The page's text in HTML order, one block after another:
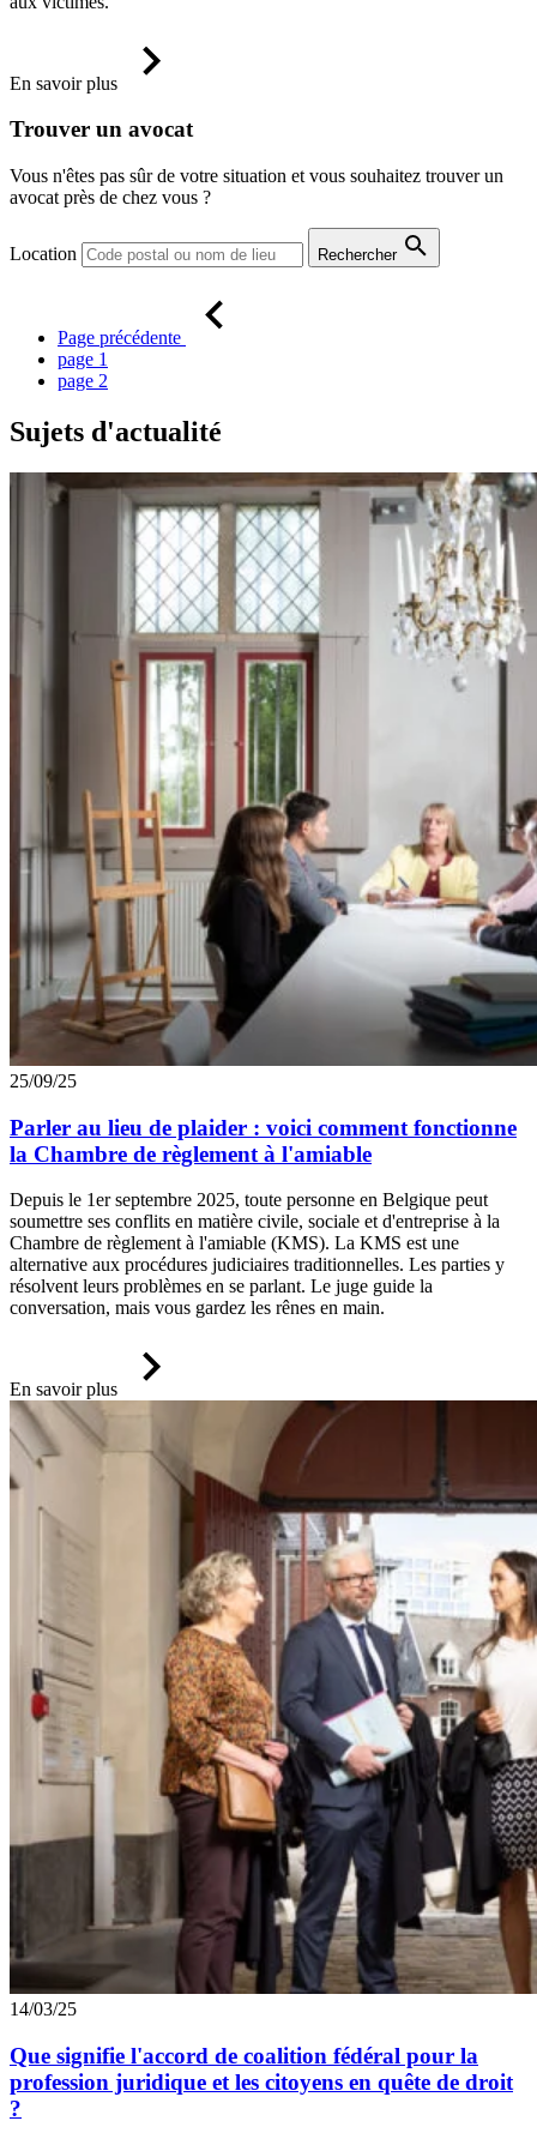
En savoir plus
Trouver un avocat
Vous n'êtes pas sûr de votre situation et vous souhaitez trouver un
avocat près de chez vous ?
Location Rechercher
Page précédente
page 1
page 2
Sujets d'actualité
25/09/25
Parler au lieu de plaider : voici comment fonctionne
la Chambre de règlement à l'amiable
Depuis le 1er septembre 2025, toute personne en Belgique peut
soumettre ses conflits en matière civile, sociale et d'entreprise à la
Chambre de règlement à l'amiable (KMS). La KMS est une
alternative aux procédures judiciaires traditionnelles. Les parties y
résolvent leurs problèmes en se parlant. Le juge guide la
conversation, mais vous gardez les rênes en main.
En savoir plus
14/03/25
Que signifie l'accord de coalition fédéral pour la
profession juridique et les citoyens en quête de droit
?